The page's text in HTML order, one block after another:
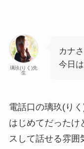
璃玖(りく)先
生
カナ
今日
電話口の璃玖(り
はじめてだったけ
スして話せる雰囲